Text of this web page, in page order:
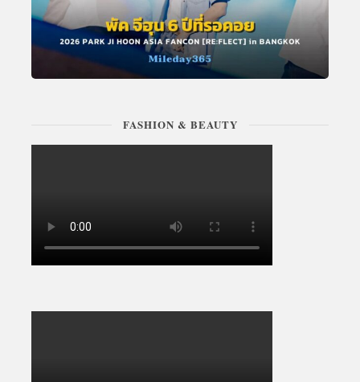
FASHION & BEAUTY